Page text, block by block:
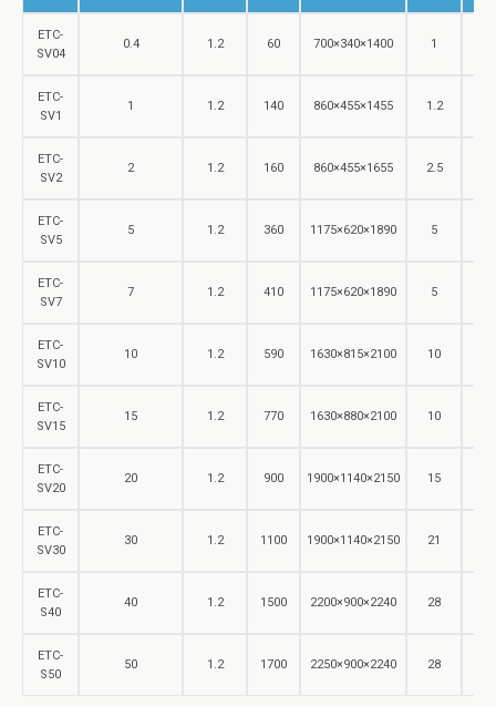
ETC-
SV04
0.4 1.2 60 700×340×1400 1
ETC-
SV1
1 1.2 140 860×455×1455 1.2
ETC-
SV2
2 1.2 160 860×455×1655 2.5
ETC-
SV5
5 1.2 360 1175×620×1890 5
ETC-
SV7
7 1.2 410 1175×620×1890 5
ETC-
SV10
10 1.2 590 1630×815×2100 10
ETC-
SV15
15 1.2 770 1630×880×2100 10
ETC-
SV20
20 1.2 900 1900×1140×2150 15
ETC-
SV30
30 1.2 1100 1900×1140×2150 21
ETC-
S40
40 1.2 1500 2200×900×2240 28
ETC-
S50
50 1.2 1700 2250×900×2240 28